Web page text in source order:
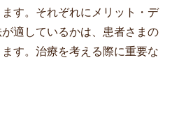
す。それぞれにメリット・デ
適しているかは、患者さまの
す。治療を考える際に重要な